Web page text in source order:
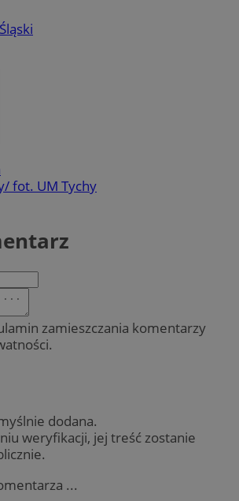
Śląski
fot. UM Tychy
zamieszczania komentarzy
dodana.
weryfikacji, jej treść zostanie
...